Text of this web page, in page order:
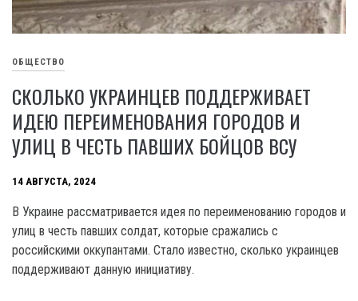
ОБЩЕСТВО
СКОЛЬКО УКРАИНЦЕВ ПОДДЕРЖИВАЕТ
ИДЕЮ ПЕРЕИМЕНОВАНИЯ ГОРОДОВ И
УЛИЦ В ЧЕСТЬ ПАВШИХ БОЙЦОВ ВСУ
14 АВГУСТА, 2024
В Украине рассматривается идея по переименованию городов и
улиц в честь павших солдат, которые сражались с
российскими оккупантами. Стало известно, сколько украинцев
поддерживают данную инициативу.